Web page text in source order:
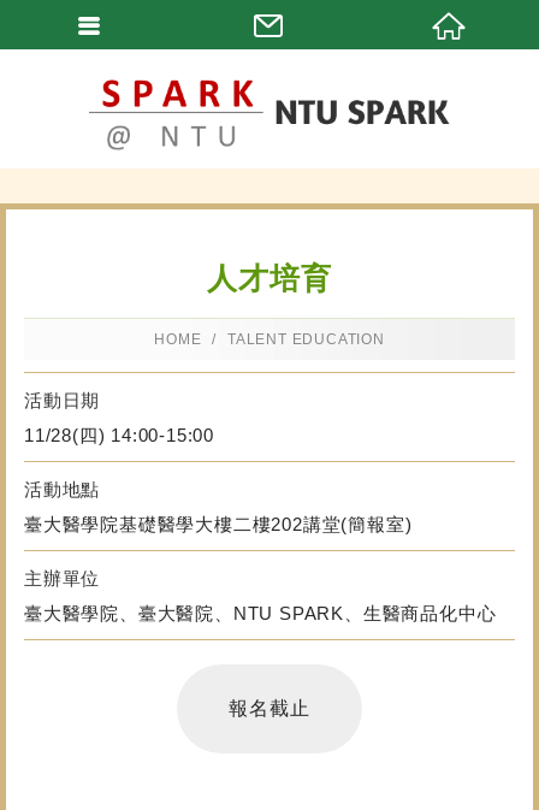
人才培育
HOME TALENT EDUCATION
活動日期
11/28(四) 14:00-15:00
活動地點
臺大醫學院基礎醫學大樓二樓202講堂(簡報室)
主辦單位
臺大醫學院、臺大醫院、NTU SPARK、生醫商品化中心
報名截止